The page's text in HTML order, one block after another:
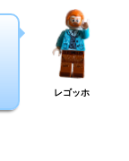
レゴッホ